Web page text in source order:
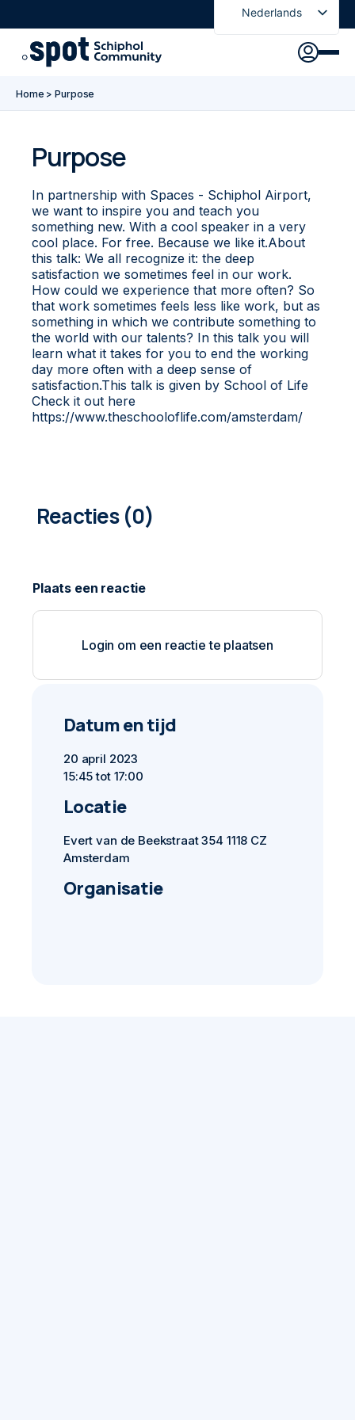
Nederlands
English
Ontdek
Agenda
Over Spot
Spot Pas
Home >Purpose
Purpose
In partnership with Spaces - Schiphol Airport,
we want to inspire you and teach you
something new. With a cool speaker in a very
cool place. For free. Because we like it.About
this talk: We all recognize it: the deep
satisfaction we sometimes feel in our work.
How could we experience that more often? So
that work sometimes feels less like work, but as
something in which we contribute something to
the world with our talents? In this talk you will
learn what it takes for you to end the working
day more often with a deep sense of
satisfaction.This talk is given by School of Life
Check it out here
https://www.theschooloflife.com/amsterdam/
Login om een reactie te plaatsen
0
Datum en tijd
20 april 2023
15:45 tot 17:00
Locatie
Evert van de Beekstraat 354 1118 CZ
Amsterdam
Organisatie